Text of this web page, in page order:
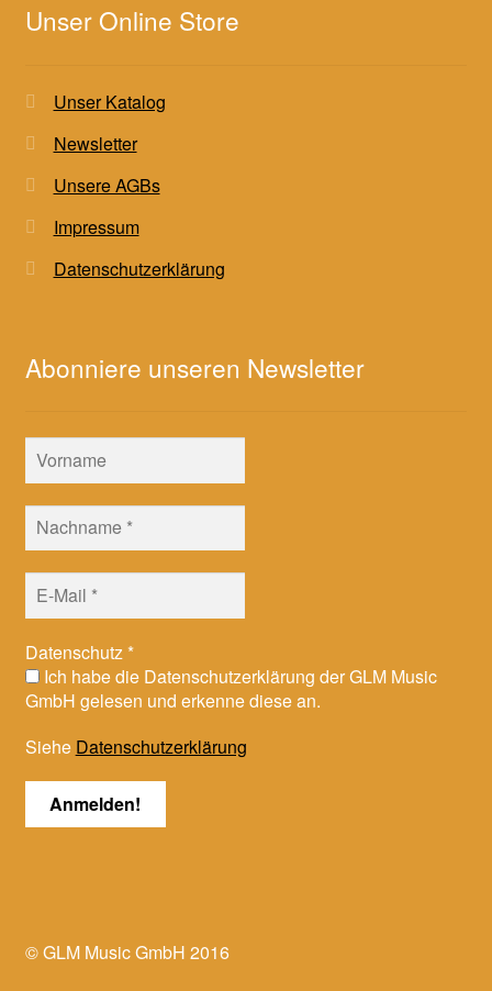
Unser Online Store
Unser Katalog
Newsletter
Unsere AGBs
Impressum
Datenschutzerklärung
Abonniere unseren Newsletter
Datenschutz*
Ich habe die Datenschutzerklärung der GLM Music
GmbH gelesen und erkenne diese an.
Siehe Datenschutzerklärung
© GLM Music GmbH 2016